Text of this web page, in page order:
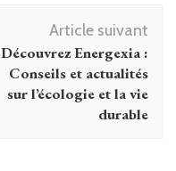
Article suivant
Découvrez Energexia :
Conseils et actualités
sur l’écologie et la vie
durable